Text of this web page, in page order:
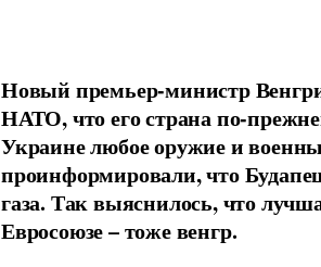
Новый премьер-министр
НАТО, что его страна по-
Украине любое оружие и
проинформировали, что
газа. Так выяснилось, что
Евросоюзе – тоже венгр.